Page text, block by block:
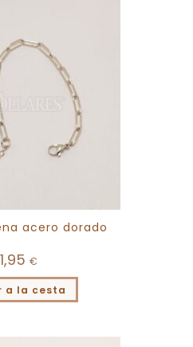
acero dorado
€
a la cesta